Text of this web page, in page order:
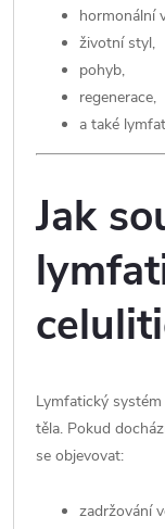
hormonální
životní styl,
pohyb,
regenerace,
a také
Jak
Lymfatický
těla. Pokud
se objevovat:
zadržování